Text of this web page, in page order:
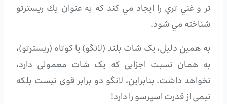
تر و غني تري را ايجاد مي كند كه به عنوان يك ريسترتو
شناخته مي شود.
به همین دلیل، یک شات بلند (لانگو) یا کوتاه (ریسترتو)،
به همان نسبت اجزایی که یک شات معمولی دارد،
نخواهد داشت. بنابراین، لانگو دو برابر قوی نیست بلکه
نیمی از قدرت اسپرسو را دارد!